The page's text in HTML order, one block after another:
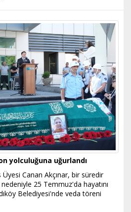
yolculuğuna uğurlandı
Canan Akçınar, bir süredir
25 Temmuz'da hayatını
Belediyesi'nde veda töreni